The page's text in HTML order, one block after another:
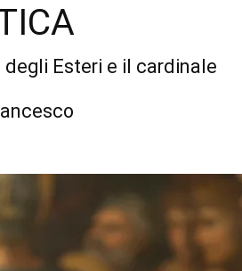
degli Esteri e il cardinale